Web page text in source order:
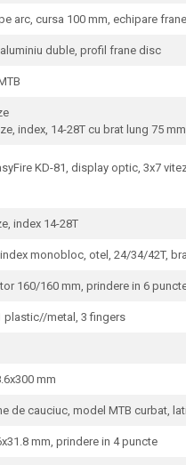
arc, cursa 100 mm, echipare
duble, profil frane disc
index, 14-28T cu brat lung 75
KD-81, display optic, 3x7
index 14-28T
monobloc, otel, 24/34/42T,
160/160 mm, prindere in 6
plastic//metal, 3 fingers
mm
de cauciuc, model MTB curbat,
mm, prindere in 4 puncte